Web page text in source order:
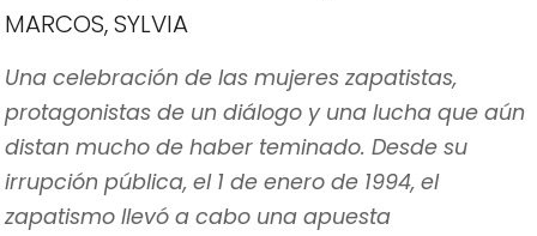
MARCOS, SYLVIA
Una celebración de las mujeres zapatistas,
protagonistas de un diálogo y una lucha que aún
distan mucho de haber teminado. Desde su
irrupción pública, el 1 de enero de 1994, el
zapatismo llevó a cabo una apuesta